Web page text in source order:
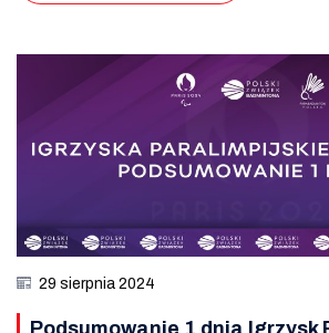
29 sierpnia 2024